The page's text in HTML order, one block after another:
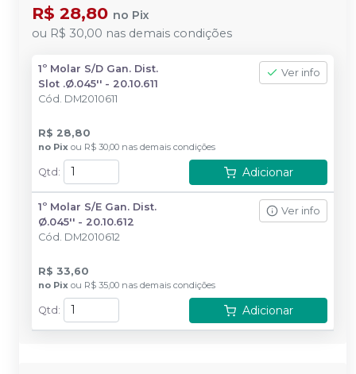
R$ 28,80 no Pix
ou R$ 30,00 nas demais condições
1º Molar S/D Gan. Dist.
Slot .Ø.045'' - 20.10.611
Cód. DM2010611
Ver info
R$ 28,80
no Pix ou R$ 30,00 nas demais condições
Qtd : Adicionar
1º Molar S/E Gan. Dist.
Ø.045'' - 20.10.612
Cód. DM2010612
Ver info
R$ 33,60
no Pix ou R$ 35,00 nas demais condições
Qtd : Adicionar